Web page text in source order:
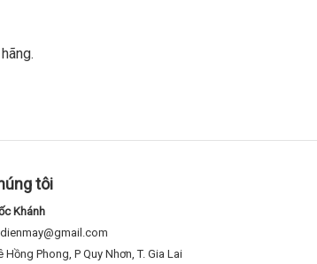
tôi
Khánh
Hồng Phong, P Quy Nhơn, T. Gia Lai